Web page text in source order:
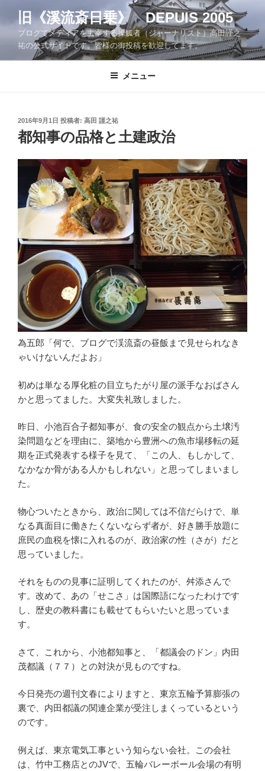
ツ
旧《溪流斎日乗》 DEPUIS 2005
ブログでメディアを主宰する操觚者（ジャーナリスト）高田謹之
祐の公式サイトです。皆様の御投稿を歓迎してます。
メニュー
投
稿
日:
2016年9月1日 投稿者: 高田 謹之祐
都知事の品格と土建政治
為五郎「何で、ブログで渓流斎の昼飯まで見せられなき
ゃいけないんだよお」
初めは単なる厚化粧の目立ちたがり屋の派手なおばさん
かと思ってました。大変失礼致しました。
昨日、小池百合子都知事が、食の安全の観点から土壌汚
染問題などを理由に、築地から豊洲への魚市場移転の延
期を正式発表する様子を見て、「この人、もしかして、
なかなか骨がある人かもしれない」と思ってしまいまし
た。
物心ついたときから、政治に関しては不信だらけで、単
なる真面目に働きたくないならず者が、好き勝手放題に
庶民の血税を懐に入れるのが、政治家の性（さが）だと
思っていました。
それをものの見事に証明してくれたのが、舛添さんで
す。改めて、あの「せこさ」は国際語になったわけです
し、歴史の教科書にも載せてもらいたいと思っていま
す。
さて、これから、小池都知事と、「都議会のドン」内田
茂都議（７７）との対決が見ものですね。
今日発売の週刊文春によりますと、東京五輪予算膨張の
裏で、内田都議の関連企業が受注しまくっているという
のです。
例えば、東京電気工事という知らない会社。この会社
は、竹中工務店とのJVで、五輪バレーボール会場の有明